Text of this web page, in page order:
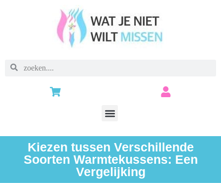
Kiezen tussen Verschillende
Soorten Warmtekussens: Een
Vergelijking